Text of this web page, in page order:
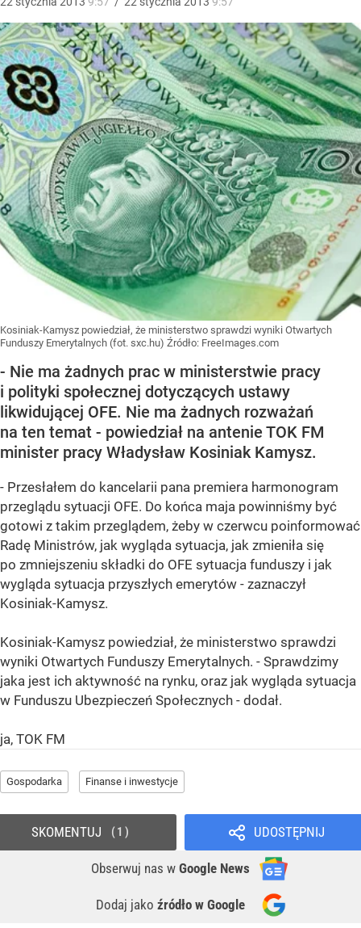
Kosiniak-Kamysz powiedział, że ministerstwo sprawdzi wyniki Otwartych
Funduszy Emerytalnych (fot. sxc.hu) Źródło: FreeImages.com
- Nie ma żadnych prac w ministerstwie pracy
i polityki społecznej dotyczących ustawy
likwidującej OFE. Nie ma żadnych rozważań
na ten temat - powiedział na antenie TOK FM
minister pracy Władysław Kosiniak Kamysz.
- Przesłałem do kancelarii pana premiera harmonogram
przeglądu sytuacji OFE. Do końca maja powinniśmy być
gotowi z takim przeglądem, żeby w czerwcu poinformować
Radę Ministrów, jak wygląda sytuacja, jak zmieniła się
po zmniejszeniu składki do OFE sytuacja funduszy i jak
wygląda sytuacja przyszłych emerytów - zaznaczył
Kosiniak-Kamysz.
Kosiniak-Kamysz powiedział, że ministerstwo sprawdzi
wyniki Otwartych Funduszy Emerytalnych. - Sprawdzimy
jaka jest ich aktywność na rynku, oraz jak wygląda sytuacja
w Funduszu Ubezpieczeń Społecznych - dodał.
ja, TOK FM
Gospodarka Finanse i inwestycje
UDOSTĘPNIJ
Obserwuj nas w Google News
Dodaj jako źródło w Google
SKOMENTUJ 1